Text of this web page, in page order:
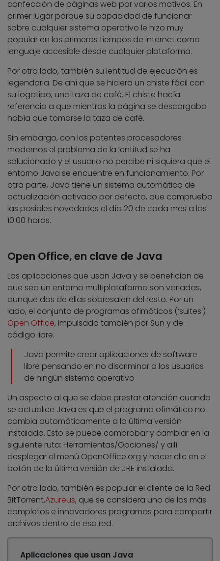
confección de páginas web por varios motivos. En
primer lugar porque su capacidad de funcionar
sobre cualquier sistema operativo le hizo muy
popular en los primeros tiempos de Internet como
lenguaje accesible desde cualquier plataforma.
Por otro lado, también su lentitud de ejecución es
legendaria. De ahí que se hiciera un chiste fácil con
su logotipo, una taza de café. El chiste hacía
referencia a que mientras la página se descargaba
había que tomarse la taza de café.
Sin embargo, con los potentes procesadores
modernos el problema de la lentitud se ha
solucionado y el usuario no percibe ni siquiera que el
entorno Java se encuentre en funcionamiento. Por
otra parte, Java tiene un sistema automático de
actualización activado por defecto, que comprueba
las posibles novedades el día 20 de cada mes a las
10:00 horas.
Open Office, en clave de Java
Las aplicaciones que usan Java y se benefician de
que sea un entorno multiplataforma son variadas,
aunque dos de ellas sobresalen del resto. Por un
lado, el conjunto de programas ofimáticos (‘suites’)
Open Office, impulsado también por Sun y de
código libre.
Java permite crear aplicaciones de software
libre pensando en no discriminar a los usuarios
de ningún sistema operativo
Un aspecto al que se debe prestar atención cuando
se actualice Java es que el programa ofimático no
cambia automáticamente a la última versión
instalada. Esto se puede comprobar y cambiar en la
siguiente ruta: Herramientas/Opciones/ y allí
desplegar el menú OpenOffice.org y hacer clic en el
botón de la última versión de JRE instalada.
Por otro lado, también es popular el cliente de la Red
BitTorrent,Azureus, que se considera uno de los más
completos e innovadores programas para compartir
archivos dentro de esa red.
Aplicaciones que usan Java